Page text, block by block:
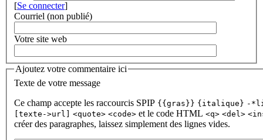
[Se connecter]
Courriel (non publié)
Votre site web
Ajoutez votre commentaire ici
Texte de votre message
Ce champ accepte les raccourcis SPIP {{gras}} {italique} -
[texte->url] <quote> <code> et le code HTML <q> <del>
créer des paragraphes, laissez simplement des lignes vides.